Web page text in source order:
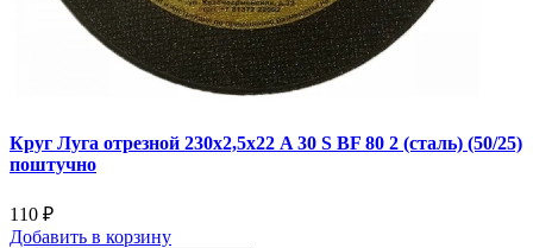
Круг Луга отрезной 230х2,5х22 A 30 S BF 80 2 (сталь) (50/25)
поштучно
110 ₽
Добавить в корзину